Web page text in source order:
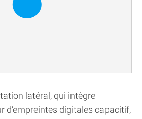
latéral, qui intègre
d’empreintes digitales capacitif,